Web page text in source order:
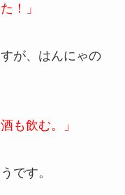
！」
が、はんにゃの
も飲む。」
です。